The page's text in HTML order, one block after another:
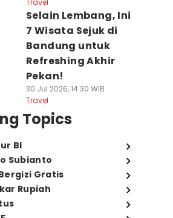
Travel
Selain Lembang, Ini
7 Wisata Sejuk di
Bandung untuk
Refreshing Akhir
Pekan!
30 Jul 2026, 14:30 WIB
Travel
Topics
BI
Subianto
Gratis
Rupiah